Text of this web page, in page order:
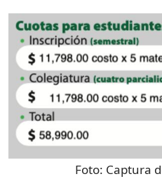
Foto: Captura